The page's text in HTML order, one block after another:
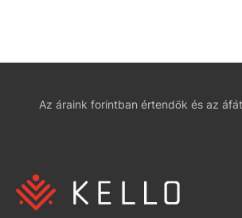
Az áraink forintban értendők és az